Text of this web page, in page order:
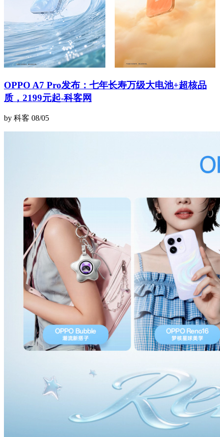
OPPO A7 Pro发布：七年长寿万级大电池+超核品
质，2199元起-科客网
by 科客 08/05